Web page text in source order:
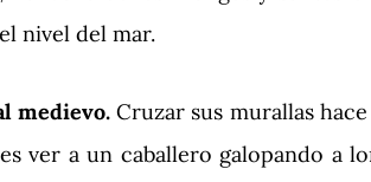
nivel del mar.
medievo. Cruzar sus murallas
ver a un caballero galopando a